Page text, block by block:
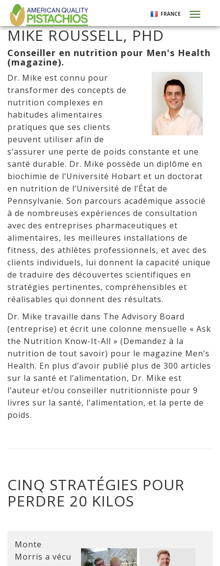
Aller
au
contenu
principal
FRANCE
MIKE ROUSSELL, PHD
Conseiller en nutrition pour Men's Health
(magazine).
Dr. Mike est connu pour
transformer des concepts de
nutrition complexes en
habitudes alimentaires
pratiques que ses clients
peuvent utiliser afin de
s’assurer une perte de poids constante et une
santé durable. Dr. Mike possède un diplôme en
biochimie de l’Université Hobart et un doctorat
en nutrition de l’Université de l’État de
Pennsylvanie. Son parcours académique associé
à de nombreuses expériences de consultation
avec des entreprises pharmaceutiques et
alimentaires, les meilleures installations de
fitness, des athlètes professionnels, et avec des
clients individuels, lui donnent la capacité unique
de traduire des découvertes scientifiques en
stratégies pertinentes, compréhensibles et
réalisables qui donnent des résultats.
Dr. Mike travaille dans The Advisory Board
(entreprise) et écrit une colonne mensuelle « Ask
the Nutrition Know-It-All » (Demandez à la
nutrition de tout savoir) pour le magazine Men’s
Health. En plus d’avoir publié plus de 300 articles
sur la santé et l’alimentation, Dr. Mike est
l’auteur et/ou conseiller nutritionniste pour 9
livres sur la santé, l’alimentation, et la perte de
poids.
CINQ STRATÉGIES POUR
PERDRE 20 KILOS
Monte
Morris a vécu